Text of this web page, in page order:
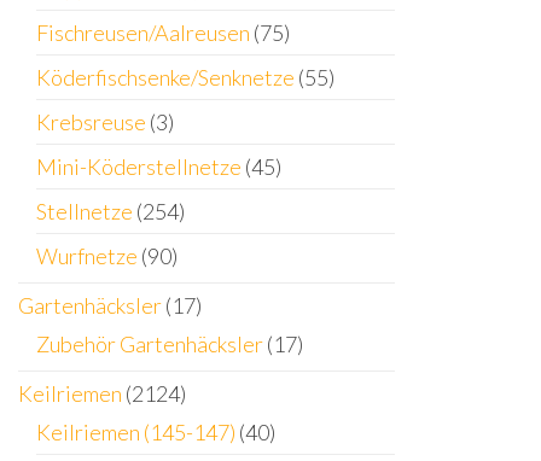
Fischreusen/Aalreusen (75)
Köderfischsenke/Senknetze (55)
Krebsreuse (3)
Mini-Köderstellnetze (45)
Stellnetze (254)
Wurfnetze (90)
Gartenhäcksler(17)
Zubehör Gartenhäcksler(17)
Keilriemen (2124)
Keilriemen (145-147) (40)